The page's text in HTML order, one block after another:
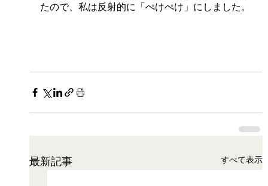
たので、私は反射的に「ぺけぺけ」にしました。
最新記事 すべて表示